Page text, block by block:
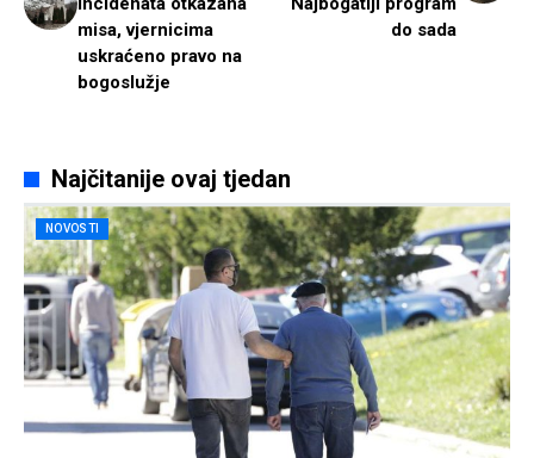
misa, vjernicima
uskraćeno pravo na
bogoslužje
do sada
Najčitanije ovaj tjedan
NOVOSTI